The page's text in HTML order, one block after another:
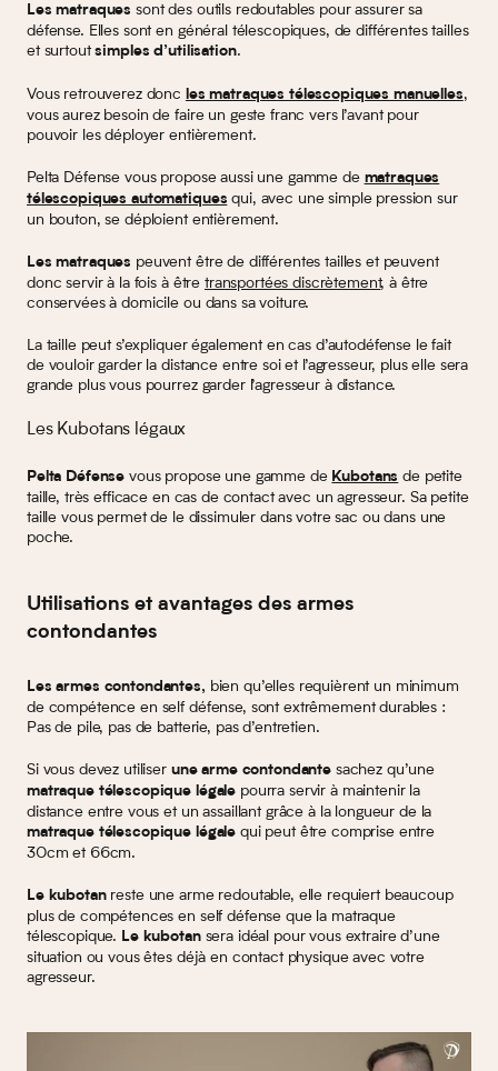
Les matraques sont des outils redoutables pour assurer sa
défense. Elles sont en général télescopiques, de différentes tailles
et surtoutsimples d’utilisation.
Vous retrouverez donc les matraques télescopiques manuelles,
vous aurez besoin de faire un geste franc vers l’avant pour
pouvoir les déployer entièrement.
Pelta Défense vous propose aussi une gamme de matraques
télescopiques automatiques qui, avec une simple pression sur
un bouton, se déploient entièrement.
Les matraques peuvent être de différentes tailles et peuvent
donc servir à la fois à être transportées discrètement, à être
conservées à domicile ou dans sa voiture.
La taille peut s’expliquer également en cas d’autodéfense le fait
de vouloir garder la distance entre soi et l’agresseur, plus elle sera
grande plus vous pourrez garder l’agresseur à distance.
Les Kubotans légaux
Pelta Défense vous propose une gamme de Kubotans de petite
taille, très efficace en cas de contact avec un agresseur. Sa petite
taille vous permet de le dissimuler dans votre sac ou dans une
poche.
Utilisations et avantages des armes
contondantes
Les armes contondantes, bien qu’elles requièrent un minimum
de compétence en self défense, sont extrêmement durables :
Pas de pile, pas de batterie, pas d’entretien.
Si vous devez utiliser une arme contondantesachez qu’une
matraque télescopique légale pourra servir à maintenir la
distance entre vous et un assaillant grâce à la longueur de la
matraque télescopique légale qui peut être comprise entre
30cm et 66cm.
Le kubotanreste une arme redoutable, elle requiert beaucoup
plus de compétences en self défense que la matraque
télescopique. Le kubotansera idéal pour vous extraire d’une
situation ou vous êtes déjà en contact physique avec votre
agresseur.